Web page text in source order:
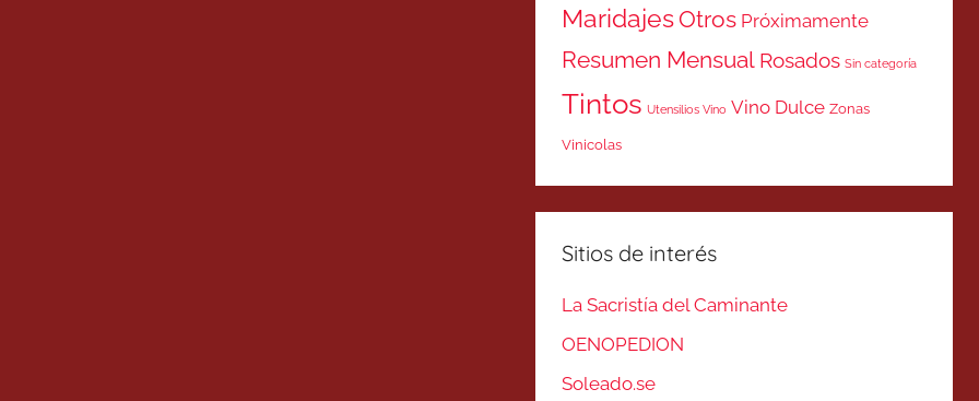
MaridajesOtros Próximamente
Resumen Mensual Rosados Sin categoría
Tintos Utensilios Vino Vino Dulce Zonas
Vinicolas
Sitios de interés
La Sacristía del Caminante
OENOPEDION
Soleado.se